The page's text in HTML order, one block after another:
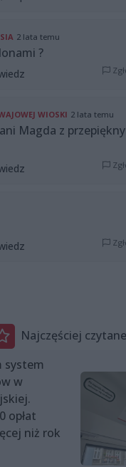
2 lata temu
?
WIOSKI 2 lata temu
Magda z
Najczęściej czytane
system
w
opłat
niż rok